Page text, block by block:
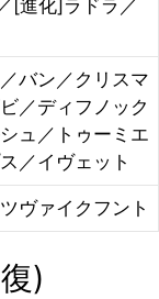
[進化]ラドラ／
バン／クリスマ
／ディフノック
ュ／トゥーミエ
／イヴェット
ヴァイクフント
)